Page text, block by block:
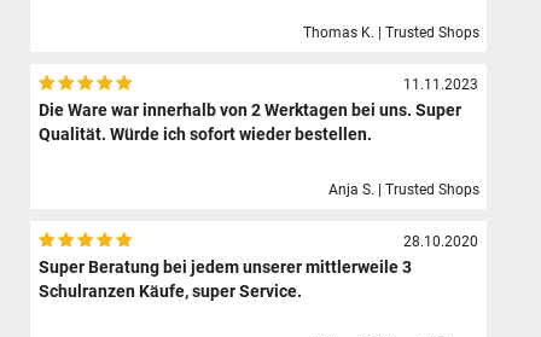
Thomas K. | Trusted Shops
11.11.2023
Die Ware war innerhalb von 2 Werktagen bei uns. Super
Qualität. Würde ich sofort wieder bestellen.
Anja S. | Trusted Shops
28.10.2020
Super Beratung bei jedem unserer mittlerweile 3
Schulranzen Käufe, super Service.